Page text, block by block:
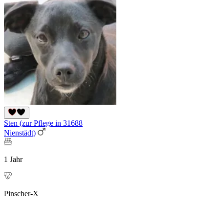
Sten (zur Pflege in 31688
Nienstädt)
1 Jahr
Pinscher-X